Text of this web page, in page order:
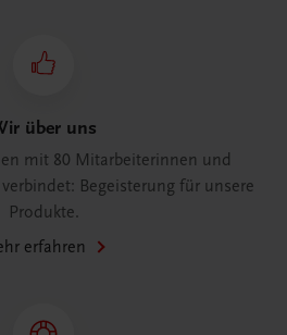
über uns
mit 80 Mitarbeiterinnen und
Begeisterung für unsere
Produkte.
erfahren